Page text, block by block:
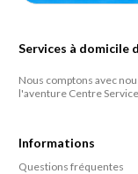
Services à domicile
Nous comptons avec
l'aventure Centre
Informations
Questions fréquentes